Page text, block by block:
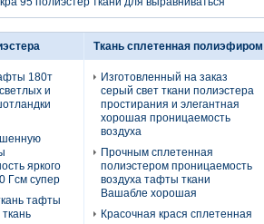
180т
и
яркого
Гсм супер
тафты
Ткань сплетенная полиэфиром
Изготовленный на заказ
серый свет ткани полиэстера
простирания и элегантная
хорошая проницаемость
воздуха
Прочным сплетенная
полиэстером проницаемость
воздуха тафты ткани
Вашабле хорошая
Красочная крася сплетенная